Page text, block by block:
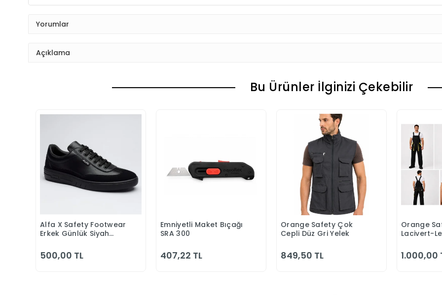
Yorumlar
Açıklama
Bu Ürünler İlginizi Çekebilir
Sepete Ekle
Alfa X Safety Footwear
Erkek Günlük Siyah
500,00 TL
Sepete Ekle
Emniyetli Maket Bıçağı
SRA 300
407,22 TL
Sepete Ekle
Orange Safety Çok
Cepli Düz Gri Yelek
849,50 TL
Orange
Lacivert-
1.000,00